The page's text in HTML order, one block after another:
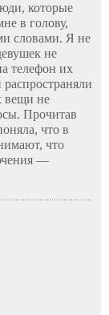
которые
в голову,
словами. Я не
не
телефон их
вещи не
Прочитав
что в
что
—